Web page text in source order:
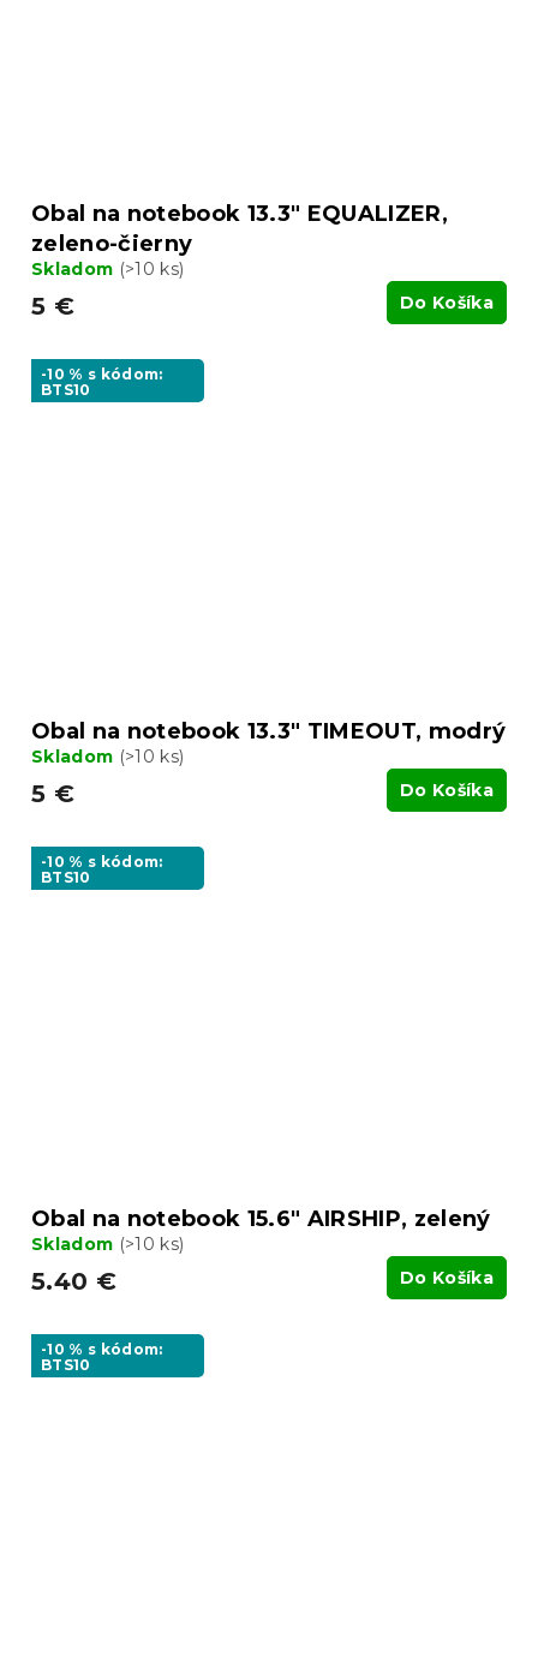
Obal na notebook 13.3" EQUALIZER,
zeleno-čierny
Skladom (>10 ks)
5 € Do Košíka
-10 % s kódom:
BTS10
Obal na notebook 13.3" TIMEOUT, modrý
Skladom (>10 ks)
5 € Do Košíka
-10 % s kódom:
BTS10
Obal na notebook 15.6" AIRSHIP, zelený
Skladom (>10 ks)
5.40 € Do Košíka
-10 % s kódom:
BTS10